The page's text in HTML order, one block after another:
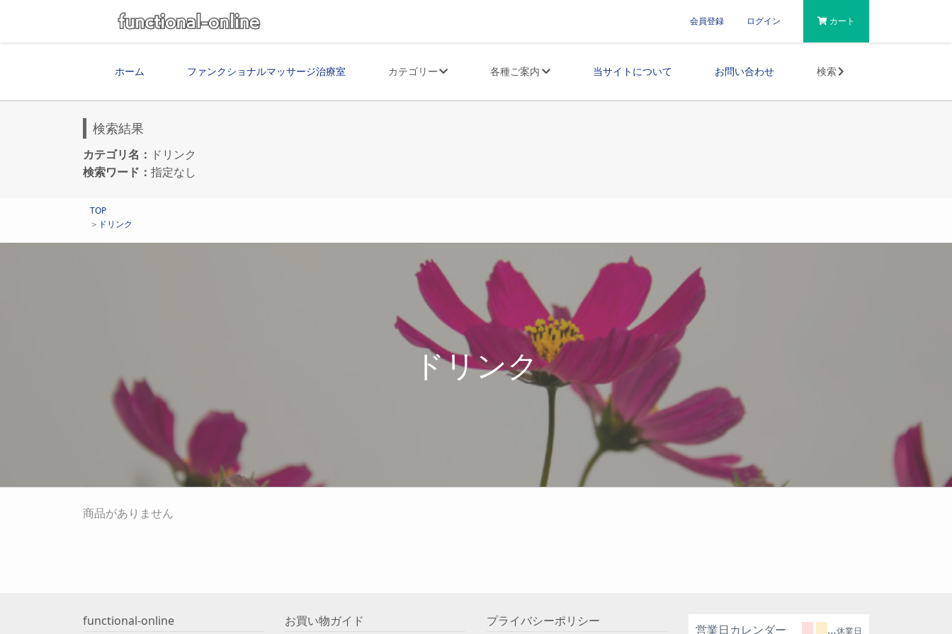
会員登録 ログイン カート
ホーム ファンクショナルマッサージ治療室 カテゴリー 各種ご案内 当サイトについて お問い合わせ 検索
検索結果
カテゴリ名： ドリンク
検索ワード： 指定なし
TOP
＞ ドリンク
ドリンク
商品がありません
functional-online お買い物ガイド プライバシーポリシー
営業日カレンダー …休業日